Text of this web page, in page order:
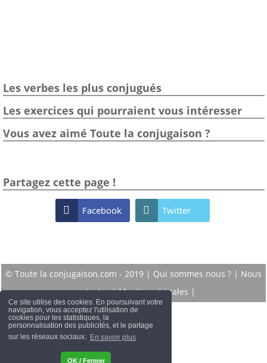
Ce site utilise des cookies. En poursuivant votre
navigation, vous acceptez l'utilisation de
cookies pour les statistiques, la
personnalisation des publicités, et le partage
sur les réseaux sociaux. En savoir plus
OK / Fermer
Les verbes les plus conjugués
Les exercices qui pourraient vous intéresser
Vous avez aimé Toute la conjugaison ?
Partagez cette page !
 Facebook  Twitter
© Toute la conjugaison.com - 2019 | Qui sommes nous ? | Nous
contacter|Mentions Légales |